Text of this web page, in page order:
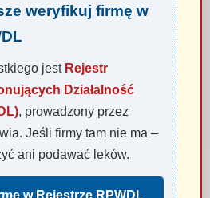
weryfikuj firmę w
jest Rejestr
Działalność
, prowadzony przez
Jeśli firmy tam nie ma –
ani podawać leków.
w Rejestrze RPWDL